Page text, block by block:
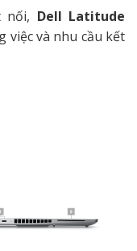
nối, Dell Latitude
việc và nhu cầu kết